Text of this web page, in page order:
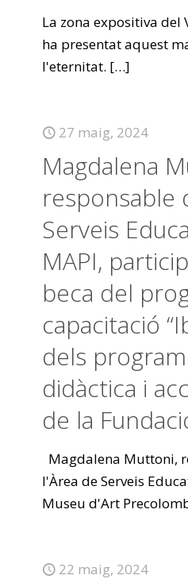
La zona expositiva del
ha presentat aquest
l'eternitat. […]
27 maig, 2024
Magdalena
responsable
Serveis
MAPI,
beca del
capacitació
dels
didàctica i
de la
Magdalena Muttoni,
l'Àrea de Serveis
Museu d'Art
22 maig, 2024